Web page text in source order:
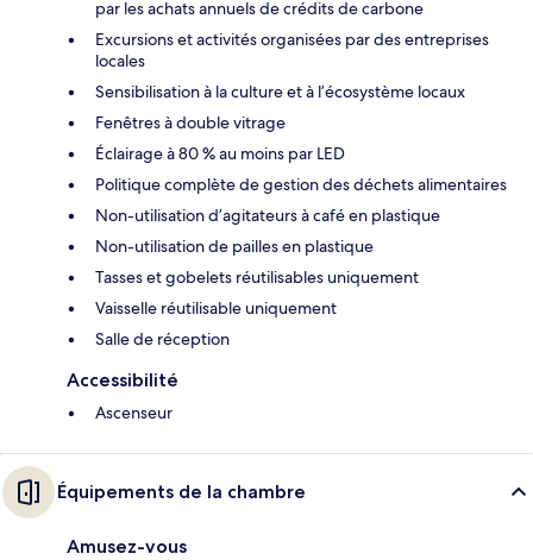
par les achats annuels de crédits de carbone
Excursions et activités organisées par des entreprises
locales
Sensibilisation à la culture et à l’écosystème locaux
Fenêtres à double vitrage
Éclairage à 80 % au moins par LED
Politique complète de gestion des déchets alimentaires
Non-utilisation d’agitateurs à café en plastique
Non-utilisation de pailles en plastique
Tasses et gobelets réutilisables uniquement
Vaisselle réutilisable uniquement
Salle de réception
Accessibilité
Ascenseur
Équipements de la chambre
Amusez-vous